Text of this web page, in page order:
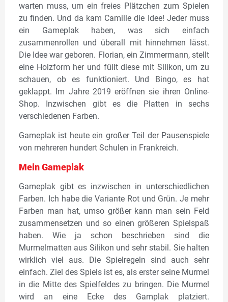
warten muss, um ein freies Plätzchen zum Spielen
zu finden. Und da kam Camille die Idee! Jeder muss
ein Gameplak haben, was sich einfach
zusammenrollen und überall mit hinnehmen lässt.
Die Idee war geboren. Florian, ein Zimmermann, stellt
eine Holzform her und füllt diese mit Silikon, um zu
schauen, ob es funktioniert. Und Bingo, es hat
geklappt. Im Jahre 2019 eröffnen sie ihren Online-
Shop. Inzwischen gibt es die Platten in sechs
verschiedenen Farben.
Gameplak ist heute ein großer Teil der Pausenspiele
von mehreren hundert Schulen in Frankreich.
MeinGameplak
Gameplak gibt es inzwischen in unterschiedlichen
Farben. Ich habe die Variante Rot und Grün. Je mehr
Farben man hat, umso größer kann man sein Feld
zusammensetzen und so einen größeren Spielspaß
haben. Wie ja schon beschrieben sind die
Murmelmatten aus Silikon und sehr stabil. Sie halten
wirklich viel aus. Die Spielregeln sind auch sehr
einfach. Ziel des Spiels ist es, als erster seine Murmel
in die Mitte des Spielfeldes zu bringen. Die Murmel
wird an eine Ecke des Gamplak platziert.